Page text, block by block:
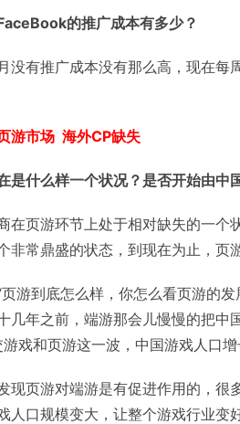
的推广成本有多少？
没有推广成本没有那么高，现在每
游市场 海外CP缺失
是什么样一个状况？是否开始由中
在页游环节上处于相对缺失的一个
非常鼎盛的状态，到现在为止，页
游到底怎么样，你怎么看页游的
几年之前，端游那会儿慢慢的把中
戏和页游这一波，中国游戏人口增
现页游对端游是有促进作用的，很
人口规模变大，让整个游戏行业变